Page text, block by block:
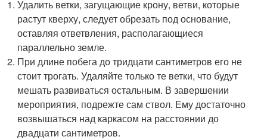
Удалить ветки, загущающие крону, ветви, которые
растут кверху, следует обрезать под основание,
оставляя ответвления, располагающиеся
параллельно земле.
При длине побега до тридцати сантиметров его не
стоит трогать. Удаляйте только те ветки, что будут
мешать развиваться остальным. В завершении
мероприятия, подрежте сам ствол. Ему достаточно
возвышаться над каркасом на расстоянии до
двадцати сантиметров.